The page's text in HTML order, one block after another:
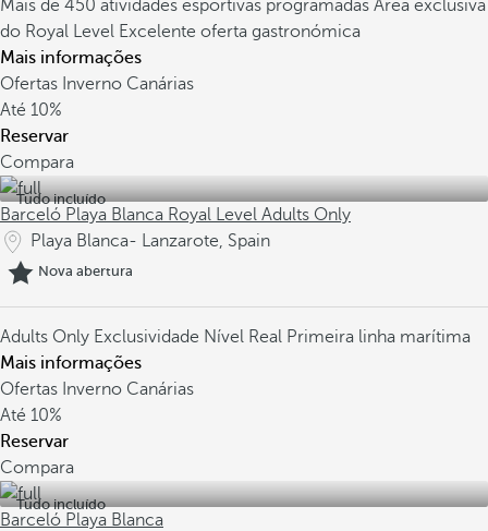
Mais de 450 atividades esportivas programadas Área exclusiva
do Royal Level Excelente oferta gastronómica
Mais informações
Ofertas Inverno Canárias
Até 10%
Reservar
Compara
Tudo incluído
Barceló Playa Blanca Royal Level Adults Only
Playa Blanca- Lanzarote, Spain
Nova abertura
Adults Only Exclusividade Nível Real Primeira linha marítima
Mais informações
Ofertas Inverno Canárias
Até 10%
Reservar
Compara
Tudo incluído
Barceló Playa Blanca